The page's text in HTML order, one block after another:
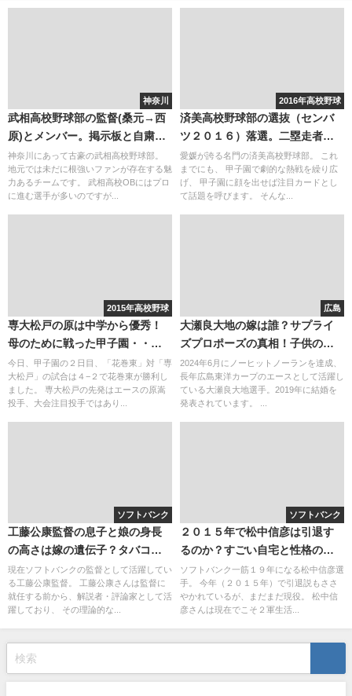
神奈川
武相高校野球部の監督(桑元→西
原)とメンバー。掲示板と自粛。
板野投手の進路(AKBとは関係な
し)
神奈川にあって古豪の武相高校野球部。
地元では未だに根強いファンが存在する魅
力あるチームです。 武相高校OBにはプロ
に進む選手が多いのですが...
2016年高校野球
済美高校野球部の選抜（センバ
ツ２０１６）落選。二塁走者の
サイン盗みの記事と関連してる
のか？
愛媛が誇る名門の済美高校野球部。 これ
までにも、 甲子園で劇的な熱戦を繰り広
げ、 甲子園に顔を出せば注目カードとし
て話題を呼びます。 そんな...
2015年高校野球
専大松戸の原は中学から優秀！
母のために戦った甲子園・・・
二段モーションで・・・？
今日、甲子園の２日目、「花巻東」対「専
大松戸」の試合は４−２で花巻東が勝利し
ました。 専大松戸の先発はエースの原嵩
投手、大会注目投手ではあり...
広島
大瀬良大地の嫁は誰？サプライ
ズプロポーズの真相！子供の年
齢も調査
2024年6月にノーヒットノーランを達成、
長年広島東洋カープのエースとして活躍し
ている大瀬良大地選手。2019年に結婚を
発表されています。 ...
ソフトバンク
工藤公康監督の息子と娘の身長
の高さは嫁の遺伝子？タバコは
吸わないであろう・・・笑
現在ソフトバンクの監督として活躍してい
る工藤公康監督。 工藤公康さんは監督に
就任する前から、解説者・評論家として活
躍しており、 その理論的な...
ソフトバンク
２０１５年で松中信彦は引退す
るのか？すごい自宅と性格の泥
臭さ
ソフトバンク一筋１９年になる松中信彦選
手。 今年（２０１５年）で引退説もささ
やかれているが、まだまだ現役。 松中信
彦さんは現在でこそ２軍生活...